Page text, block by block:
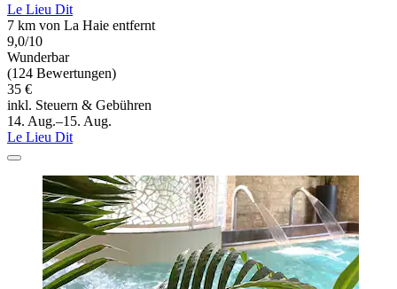
Le Lieu Dit
7 km von La Haie entfernt
9,0/10
Wunderbar
(124 Bewertungen)
35 €
inkl. Steuern & Gebühren
14. Aug.–15. Aug.
Le Lieu Dit